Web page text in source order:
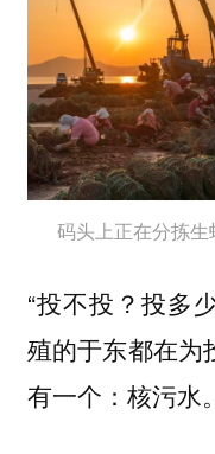
码头上正在分拣
“投不投？投多
殖的于东都在为
有一个：核污水。